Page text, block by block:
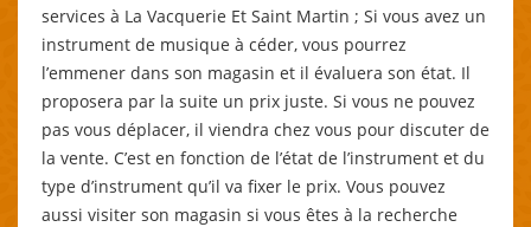
services à La Vacquerie Et Saint Martin ; Si vous avez un
instrument de musique à céder, vous pourrez
l’emmener dans son magasin et il évaluera son état. Il
proposera par la suite un prix juste. Si vous ne pouvez
pas vous déplacer, il viendra chez vous pour discuter de
la vente. C’est en fonction de l’état de l’instrument et du
type d’instrument qu’il va fixer le prix. Vous pouvez
aussi visiter son magasin si vous êtes à la recherche